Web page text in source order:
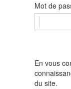
Mot de
En vous
du site.